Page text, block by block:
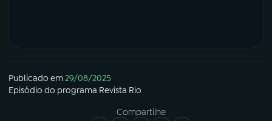
Publicado em29/08/2025
Episódio do programa Revista Rio
Compartilhe